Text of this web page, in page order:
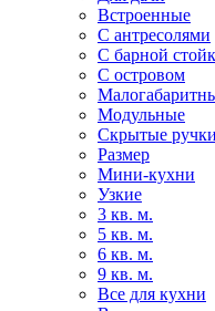
Встроенные
С антресолями
С барной
С островом
Модульные
Скрытые ручки
Размер
Мини-кухни
Узкие
3 кв. м.
5 кв. м.
6 кв. м.
9 кв. м.
Все для кухни